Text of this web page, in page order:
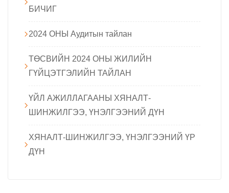
БИЧИГ
2024 ОНЫ Аудитын тайлан
ТӨСВИЙН 2024 ОНЫ ЖИЛИЙН
ГҮЙЦЭТГЭЛИЙН ТАЙЛАН
ҮЙЛ АЖИЛЛАГААНЫ ХЯНАЛТ-
ШИНЖИЛГЭЭ, ҮНЭЛГЭЭНИЙ ДҮН
ХЯНАЛТ-ШИНЖИЛГЭЭ, ҮНЭЛГЭЭНИЙ ҮР
ДҮН